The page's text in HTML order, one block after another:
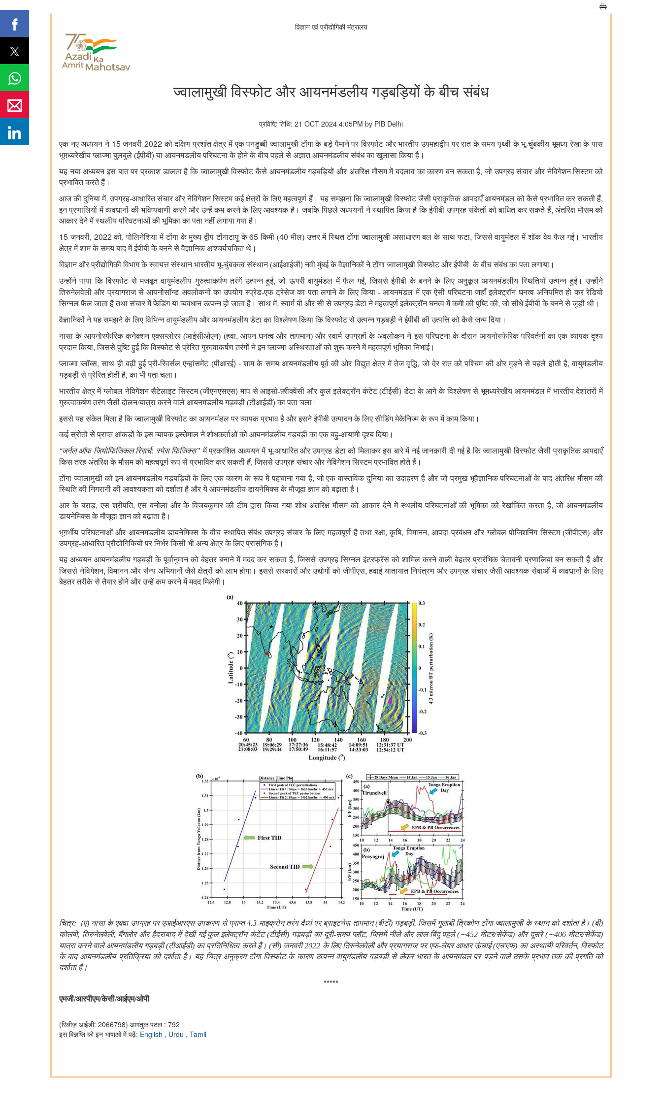
विज्ञान एवं प्रौद्योगिकी मंत्रालय
ज्वालामुखी विस्फोट और आयनमंडलीय गड़बड़ियों के बीच संबंध
प्रविष्टि तिथि: 21 OCT 2024 4:05PM by PIB Delhi
एक नए अध्ययन ने 15जनवरी 2022को दक्षिण प्रशांत क्षेत्र में एक पनडुब्बी ज्वालामुखी टोंगा के बड़े पैमाने पर विस्फोट और भारतीय उपमहाद्वीप पर रात के समय पृथ्वी के भू-चुंबकीय भूमध्य रेखा के पास
भूमध्यरेखीय प्लाज्मा बुलबुले (ईपीबी)या आयनमंडलीय परिघटना के होने के बीच पहले से अज्ञात आयनमंडलीय संबंध का खुलासा किया है।
यह नया अध्ययन इस बात पर प्रकाश डालता है कि ज्वालामुखी विस्फोट कैसे आयनमंडलीय गड़बड़ियों और अंतरिक्ष मौसम में बदलाव का कारण बन सकता है, जो उपग्रह संचार और नेविगेशन सिस्टम को
प्रभावित करते हैं।
आज की दुनिया में,उपग्रह-आधारित संचार और नेविगेशन सिस्टम कई क्षेत्रों के लिए महत्वपूर्ण हैं। यह समझना कि ज्वालामुखी विस्फोट जैसी प्राकृतिक आपदाएँ आयनमंडल को कैसे प्रभावित कर सकती हैं,
इन प्रणालियों में व्यवधानों की भविष्यवाणी करने और उन्हें कम करने के लिए आवश्यक है। जबकि पिछले अध्ययनों ने स्थापित किया है कि ईपीबी उपग्रह संकेतों को बाधित कर सकते हैं,अंतरिक्ष मौसम को
आकार देने में स्थलीय परिघटनाओं की भूमिका का पता नहीं लगाया गया है।
15जनवरी, 2022को,पोलिनेशिया में टोंगा के मुख्य द्वीप टोंगाटापु के65किमी (40मील) उत्तर में स्थित टोंगा ज्वालामुखी असाधारण बल के साथ फटा,जिससे वायुमंडल में शॉक वेव फैल गई। भारतीय
क्षेत्र में शाम के समय बाद में ईपीबी के बनने से वैज्ञानिक आश्चर्यचकित थे।
विज्ञान और प्रौद्योगिकी विभाग के स्वायत्त संस्थान भारतीय भू-चुंबकत्व संस्थान (आईआईजी)नवी मुंबई के वैज्ञानिकों ने टोंगा ज्वालामुखी विस्फोट और ईपीबी के बीच संबंध का पता लगाया।
उन्होंने पाया कि विस्फोट से मजबूत वायुमंडलीय गुरुत्वाकर्षण तरंगें उत्पन्न हुईं, जो ऊपरी वायुमंडल में फैल गईं,जिससे ईपीबी के बनने के लिए अनुकूल आयनमंडलीय स्थितियाँ उत्पन्न हुईं। उन्होंने
तिरुनेलवेली और प्रयागराज से आयनोसॉन्ड अवलोकनों का उपयोग स्प्रेड-एफ ट्रेसेज का पता लगाने के लिए किया - आयनमंडल में एक ऐसी परिघटना जहाँ इलेक्ट्रॉन घनत्व अनियमित हो कर रेडियो
सिग्नल फैल जाता है तथा संचार में फेडिंग या व्यवधान उत्पन्न हो जाता है। साथ में, स्वार्म बी और सी से उपग्रह डेटा ने महत्वपूर्ण इलेक्ट्रॉन घनत्व में कमी की पुष्टि की,जो सीधे ईपीबी के बनने से जुड़ी थी।
वैज्ञानिकों ने यह समझने के लिए विभिन्न वायुमंडलीय और आयनमंडलीय डेटा का विश्लेषण किया कि विस्फोट से उत्पन्न गड़बड़ी ने ईपीबी की उत्पत्ति को कैसे जन्म दिया।
नासा के आयनोस्फेरिक कनेक्शन एक्सप्लोरर (आईसीओएन) (हवा, आयन घनत्व और तापमान) और स्वार्म उपग्रहों के अवलोकन ने इस परिघटना के दौरान आयनोस्फेरिक परिवर्तनों का एक व्यापक दृश्य
प्रदान किया,जिससे पुष्टि हुई कि विस्फोट से प्रेरित गुरुत्वाकर्षण तरंगों ने इन प्लाज्मा अस्थिरताओं को शुरू करने में महत्वपूर्ण भूमिका निभाई।
प्लाज्मा ब्लॉब्स,साथ ही बढ़ी हुई प्री-रिवर्सल एन्हांसमेंट (पीआरई) -शाम के समय आयनमंडलीय पूर्व की ओर विद्युत क्षेत्र में तेज वृद्धि,जो देर रात को पश्चिम की ओर मुड़ने से पहले होती है,वायुमंडलीय
गड़बड़ी से प्रेरित होती है,का भी पता चला।
भारतीय क्षेत्र में ग्लोबल नेविगेशन सैटेलाइट सिस्टम (जीएनएसएस)माप से आइसो-फ़्रीक्वेंसी और कुल इलेक्ट्रॉन कंटेट (टीईसी)डेटा के आगे के विश्लेषण से भूमध्यरेखीय आयनमंडल में भारतीय देशांतरों में
गुरुत्वाकर्षण तरंग जैसी दोलन/यात्रा करने वाले आयनमंडलीय गड़बड़ी (टीआईडी)का पता चला।
इससे यह संकेत मिला है कि ज्वालामुखी विस्फोट का आयनमंडल पर व्यापक प्रभाव है और इसने ईपीबी उत्पादन के लिए सीडिंग मेकेनिज्‍म के रूप में काम किया।
कई स्रोतों से प्राप्त आंकड़ों के इस व्यापक इस्तेमाल ने शोधकर्ताओं को आयनमंडलीय गड़बड़ी का एक बहु-आयामी दृश्य दिया।
“जर्नल ऑफ जियोफिजिकल रिसर्च: स्पेस फिजिक्स” में प्रकाशित अध्ययन में भू-आधारित और उपग्रह डेटा को मिलाकर इस बारे में नई जानकारी दी गई है कि ज्वालामुखी विस्फोट जैसी प्राकृतिक आपदाएँ
किस तरह अंतरिक्ष के मौसम को महत्वपूर्ण रूप से प्रभावित कर सकती हैं,जिससे उपग्रह संचार और नेविगेशन सिस्टम प्रभावित होते हैं।
टोंगा ज्वालामुखी को इन आयनमंडलीय गड़बड़ियों के लिए एक कारण के रूप में पहचाना गया है,जो एक वास्तविक दुनिया का उदाहरण है और जो प्रमुख भूवैज्ञानिक परिघटनाओं के बाद अंतरिक्ष मौसम की
स्थिति की निगरानी की आवश्यकता को दर्शाता है और ये आयनमंडलीय डायनेमिक्स के मौजूदा ज्ञान को बढ़ाता है।
आर के बराड़,एस श्रीपति,एस बनोला और के विजयकुमार की टीम द्वारा किया गया शोध अंतरिक्ष मौसम को आकार देने में स्थलीय परिघटनाओं की भूमिका को रेखांकित करता है,जो आयनमंडलीय
डायनेमिक्‍स के मौजूदा ज्ञान को बढ़ाता है।
भूगर्भीय परिघटनाओं और आयनमंडलीय डायनेमिक्स के बीच स्थापित संबंध उपग्रह संचार के लिए महत्वपूर्ण है तथा रक्षा,कृषि,विमानन,आपदा प्रबंधन और ग्लोबल पोजिशनिंग सिस्टम (जीपीएस) और
उपग्रह-आधारित प्रौद्योगिकियों पर निर्भर किसी भी अन्य क्षेत्र के लिए प्रासंगिक है।
यह अध्ययन आयनमंडलीय गड़बड़ी के पूर्वानुमान को बेहतर बनाने में मदद कर सकता है, जिससे उपग्रह सिग्नल इंटरफ्रेंस को शामिल करने वाली बेहतर प्रारंभिक चेतावनी प्रणालियां बन सकती हैं और
जिससे नेविगेशन,विमानन और सैन्य अभियानों जैसे क्षेत्रों को लाभ होगा। इससे सरकारों और उद्योगों को जीपीएस,हवाई यातायात नियंत्रण और उपग्रह संचार जैसी आवश्यक सेवाओं में व्यवधानों के लिए
बेहतर तरीके से तैयार होने और उन्हें कम करने में मदद मिलेगी।
चित्र: (ए) नासा के एक्वा उपग्रह पर एआईआरएस उपकरण से प्राप्त 4.3-माइक्रोन तरंग दैर्ध्य पर ब्राइटनेस तापमान (बीटी) गड़बड़ी, जिसमें गुलाबी त्रिकोण टोंगा ज्वालामुखी के स्थान को दर्शाता है। (बी)
कोलंबो, तिरुनेलवेली, बैंगलोर और हैदराबाद में देखी गई कुल इलेक्ट्रॉन कंटेंट (टीईसी) गड़बड़ी का दूरी-समय प्लॉट, जिसमें नीले और लाल बिंदु पहले (∼452 मीटर/सेकेंड) और दूसरे(∼406 मीटर/सेकेंड)
यात्रा करने वाले आयनमंडलीय गड़बड़ी(टीआईडी) का प्रतिनिधित्व करते हैं। (सी) जनवरी 2022 के लिए तिरुनेलवेली और प्रयागराज पर एफ-लेयर आधार ऊंचाई(एच'एफ) का अस्थायी परिवर्तन, विस्फोट
के बाद आयनमंडलीय प्रतिक्रिया को दर्शाता है। यह चित्र अनुक्रम टोंगा विस्फोट के कारण उत्पन्न वायुमंडलीय गड़बड़ी से लेकर भारत के आयनमंडल पर पड़ने वाले उसके प्रभाव तक की प्रगति को
दर्शाता है।
*****
एमजी/आरपीएम/केसी/आईएम/ओपी
(रिलीज़ आईडी: 2066798) आगंतुक पटल : 792
इस विज्ञप्ति को इन भाषाओं में पढ़ें: English , Urdu , Tamil